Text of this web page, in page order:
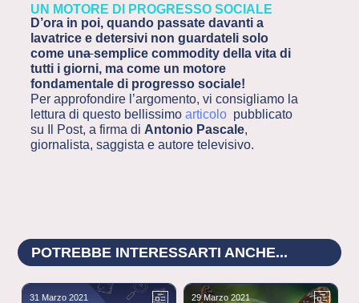
UN MOTORE DI PROGRESSO SOCIALE
D’ora in poi, quando passate davanti a
lavatrice e detersivi non guardateli solo
come unasemplice commodity della vita di
tutti i giorni, ma come un motore
fondamentale di progresso sociale!
Per approfondire l’argomento, vi consigliamo la
lettura di questo bellissimo articolopubblicato
su Il Post, a firma di Antonio Pascale,
giornalista, saggista e autore televisivo.
POTREBBE INTERESSARTI ANCHE...
31 Marzo 2021 29 Marzo 2021